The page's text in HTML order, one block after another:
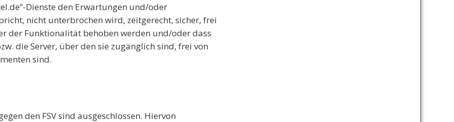
Dienste den Erwartungen und/oder
nicht unterbrochen wird, zeitgerecht, sicher, frei
der Funktionalität behoben werden und/oder dass
die Server, über den sie zugänglich sind, frei von
sind.
den FSV sind ausgeschlossen. Hiervon